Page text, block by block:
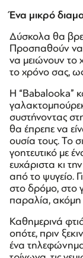
Ένα μικρό
Δύσκολα θα
Προσπαθούν να
να μειώνουν το
το χρόνο σας,
Η “Babalooka”
συστήνοντας
θα έπρεπε να
ουσία τους. Το
γοητευτικό με
ευχάριστα κι
από το ψυγείο.
στο δρόμο, στο
παραλία, ακόμη
Καθημερινά
οπότε, πριν
ένα